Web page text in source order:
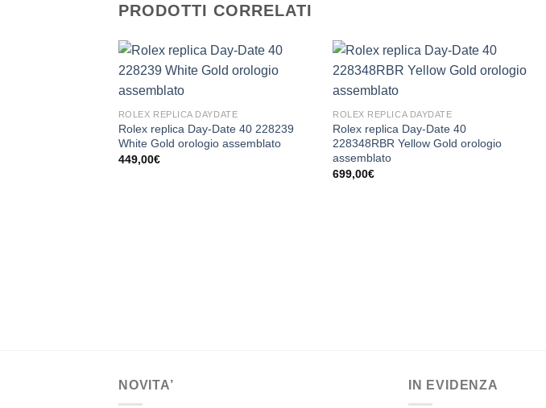
PRODOTTI CORRELATI
ROLEX REPLICA DAYDATE
Rolex replica Day-Date 40 228239
White Gold orologio assemblato
449,00€
ROLEX REPLICA DAYDATE
Rolex replica Day-Date 40
228348RBR Yellow Gold orologio
assemblato
699,00€
NOVITA’ IN EVIDENZA